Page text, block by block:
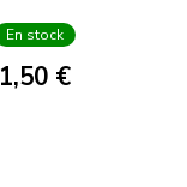
En stock
1,50 €